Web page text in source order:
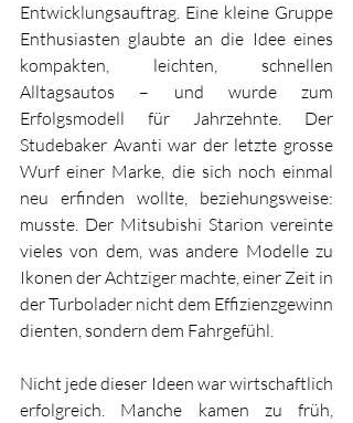
Entwicklungsauftrag. Eine kleine Gruppe
Enthusiasten glaubte an die Idee eines
kompakten, leichten, schnellen
Alltagsautos – und wurde zum
Erfolgsmodell für Jahrzehnte. Der
Studebaker Avanti war der letzte grosse
Wurf einer Marke, die sich noch einmal
neu erfinden wollte, beziehungsweise:
musste. Der Mitsubishi Starion vereinte
vieles von dem, was andere Modelle zu
Ikonen der Achtziger machte, einer Zeit in
der Turbolader nicht dem Effizienzgewinn
dienten, sondern dem Fahrgefühl.
Nicht jede dieser Ideen war wirtschaftlich
erfolgreich. Manche kamen zu früh,